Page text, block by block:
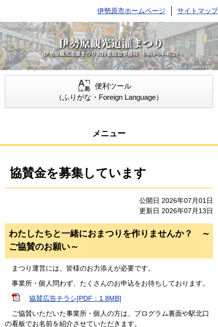
伊勢原市ホームページ サイトマップ
便利ツール
（ふりがな・Foreign Language）
メニュー
協賛金を募集しています
公開日 2026年07月01日
更新日 2026年07月13日
わたしたちと一緒におまつりを作りませんか？ ～
ご協賛のお願い～
まつり運営には、皆様のお力添えが必要です。
事業所・個人問わず、たくさんのお申込をお待ちしております。
協賛広告チラシ[PDF：1.8MB]
ご協賛いただいた事業所・個人の方は、プログラム裏面や駅北口
の看板でお名前を紹介させていただきます。